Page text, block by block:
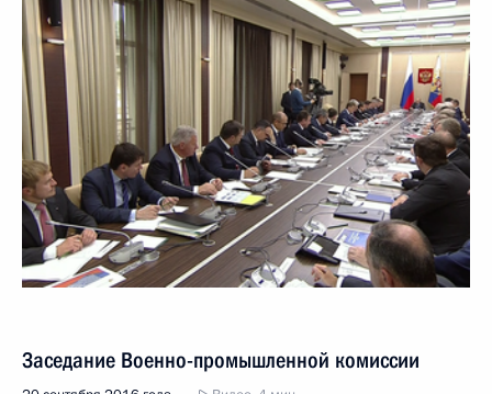
Заседание Военно-промышленной комиссии